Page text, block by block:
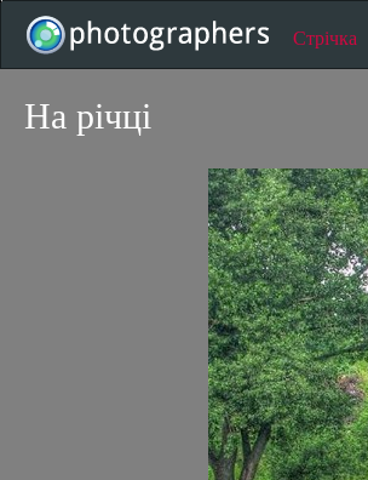
Стрічка
На річці